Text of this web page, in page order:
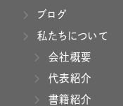
ブログ
私たちについて
会社概要
代表紹介
書籍紹介